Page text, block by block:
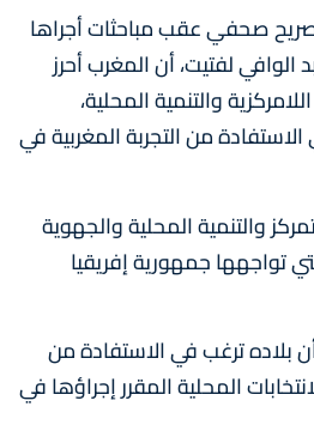
تصريح صحفي عقب مباحثات أجراها
الوافي لفتيت، أن المغرب أحرز
والتنمية المحلية،
من التجربة المغربية في
والتنمية المحلية والجهوية
تواجهها جمهورية إفريقيا
بلاده ترغب في الاستفادة من
المحلية المقرر إجراؤها في